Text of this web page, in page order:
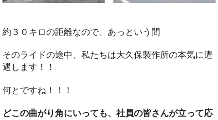
約３０キロの距離なので、あっという間
そのライドの途中、私たちは大久保製作所の本気に遭
遇します！！
何とですね！！！
どこの曲がり角にいっても、社員の皆さんが立って応